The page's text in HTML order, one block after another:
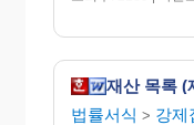
재산 목록 (
법률서식 > 강제